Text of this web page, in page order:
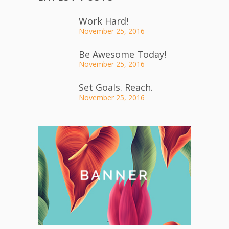
Work Hard!
November 25, 2016
Be Awesome Today!
November 25, 2016
Set Goals. Reach.
November 25, 2016